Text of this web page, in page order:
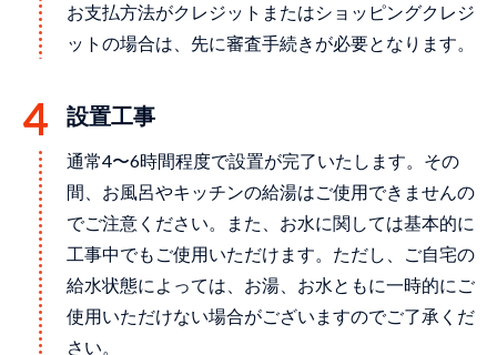
お支払方法がクレジットまたはショッピングクレジ
ットの場合は、先に審査手続きが必要となります。
設置⼯事
通常4〜6時間程度で設置が完了いたします。その
間、お⾵呂やキッチンの給湯はご使⽤できませんの
でご注意ください。また、お水に関しては基本的に
工事中でもご使用いただけます。ただし、ご自宅の
給水状態によっては、お湯、お水ともに一時的にご
使用いただけない場合がございますのでご了承くだ
さい。